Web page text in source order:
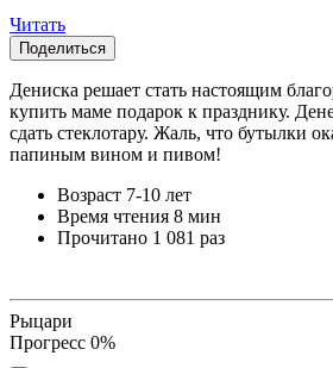
Читать
Поделиться
Дениска решает стать настоящим
купить маме подарок к празднику.
сдать стеклотару. Жаль, что бутылки
папиным вином и пивом!
Возраст 7-10 лет
Время чтения 8 мин
Прочитано 1 081 раз
Рыцари
Прогресс 0%